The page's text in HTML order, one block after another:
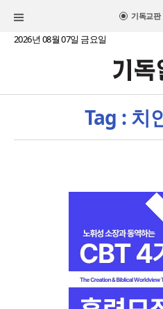
기독교판
2026년 08월 07일 금요일
Tag : 치